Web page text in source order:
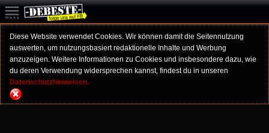
Diese Website verwendet Cookies. Wir können damit die Seitennutzung
auswerten, um nutzungsbasiert redaktionelle Inhalte und Werbung
anzuzeigen. Weitere Informationen zu Cookies und insbesondere dazu, wie
du deren Verwendung widersprechen kannst, findest du in unseren
Datenschutzhinweisen.